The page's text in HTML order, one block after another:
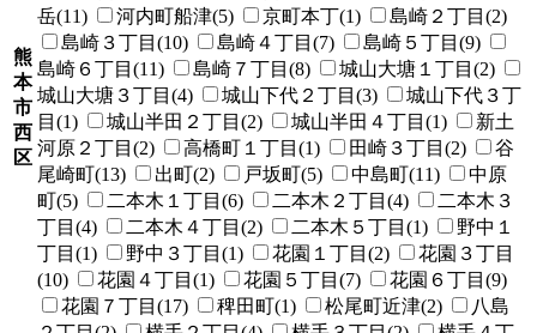
熊
本
市
西
区
岳(11)
河内町船津(5) 京町本丁(1)
島崎２丁目(2)
島崎３丁目(10)
島崎４丁目(7)
島崎５丁目(9)
島崎６丁目(11)
島崎７丁目(8)
城山大塘１丁目(2)
城山大塘３丁目(4)
城山下代２丁目(3)
城山下代３丁
目(1)
城山半田２丁目(2) 城山半田４丁目(1)
新土
河原２丁目(2)
高橋町１丁目(1) 田崎３丁目(2)
谷
尾崎町(13)
出町(2) 戸坂町(5) 中島町(11)
中原
町(5)
二本木１丁目(6) 二本木２丁目(4)
二本木３
丁目(4)
二本木４丁目(2) 二本木５丁目(1)
野中１
丁目(1)
野中３丁目(1) 花園１丁目(2)
花園３丁目
(10)
花園４丁目(1) 花園５丁目(7)
花園６丁目(9)
花園７丁目(17)
稗田町(1) 松尾町近津(2)
八島